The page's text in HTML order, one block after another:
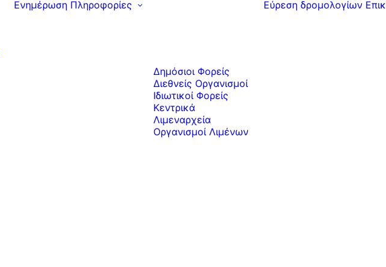
Ενημέρωση Πληροφορίες
Δημόσιοι Φορείς
Διεθνείς Οργανισμοί
Ιδιωτικοί Φορείς
Κεντρικά
Λιμεναρχεία
Οργανισμοί Λιμένων
Εύρεση δρομολογίων